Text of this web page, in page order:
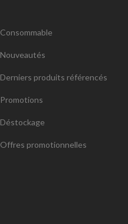
Consommable
Nouveautés
Derniers produits référencés
Promotions
Déstockage
Offres promotionnelles